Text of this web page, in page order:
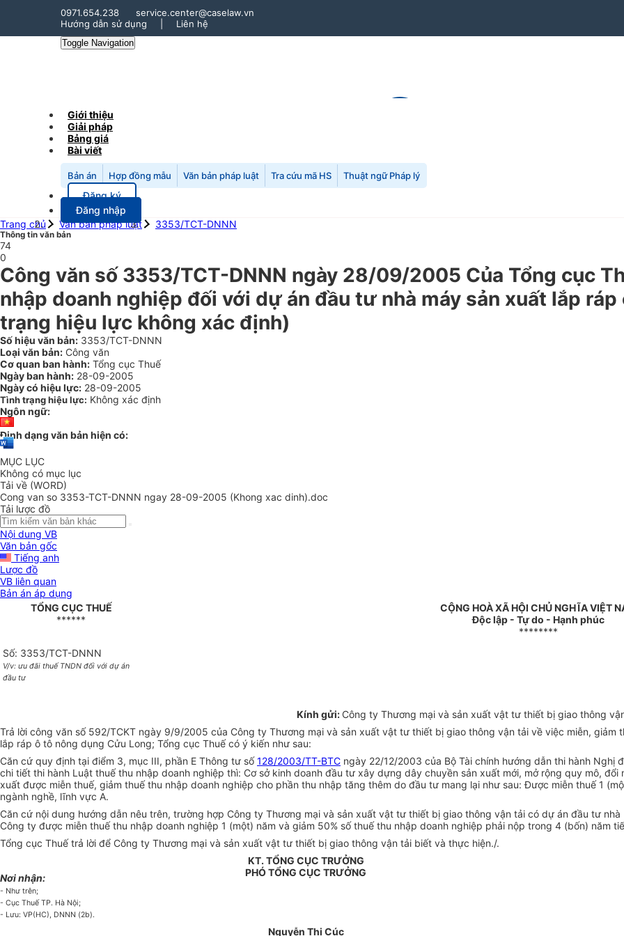
0971.654.238
service.center@caselaw.vn
Hướng dẫn sử dụng
Liên hệ
Toggle Navigation
Giới thiệu
Giải pháp
Bảng giá
Bài viết
Bản án Hợp đồng mẫu Văn bản pháp luật Tra cứu mã HS Thuật ngữ Pháp lý
Đăng ký
Đăng nhập
Trang chủ
Văn bản pháp luật 3353/TCT-DNNN
Thông tin văn bản
74
0
Công văn số 3353/TCT-DNNN ngày 28/09/2005 Của Tổng cục
nhập doanh nghiệp đối với dự án đầu tư nhà máy sản xuất lắp
trạng hiệu lực không xác định)
Số hiệu văn bản: 3353/TCT-DNNN
Loại văn bản: Công văn
Cơ quan ban hành: Tổng cục Thuế
Ngày ban hành: 28-09-2005
Ngày có hiệu lực: 28-09-2005
Tình trạng hiệu lực: Không xác định
Ngôn ngữ:
Định dạng văn bản hiện có:
MỤC LỤC
Không có mục lục
Tải về (WORD)
Cong van so 3353-TCT-DNNN ngay 28-09-2005 (Khong xac dinh).doc
Tải lược đồ
Nội dung VB
Văn bản gốc
Tiếng anh
Lược đồ
VB liên quan
Bản án áp dụng
TỔNG CỤC THUẾ
******
CỘNG HOÀ XÃ HỘI CHỦ NGHĨA VIỆT
Độc lập - Tự do - Hạnh phúc
********
Số: 3353/TCT-DNNN
V/v: ưu đãi thuế TNDN đối với dự án
đầu tư
Kính gửi: Công ty Thương mại và sản xuất vật tư thiết bị giao thông
Trả lời công văn số 592/TCKT ngày 9/9/2005 của Công ty Thương mại và sản xuất vật tư thiết bị giao thông vận tải về việc miễn,
lắp ráp ô tô nông dụng Cửu Long; Tổng cục Thuế có ý kiến như sau:
Căn cứ quy định tại điểm 3, mục III, phần E Thông tư số128/2003/TT-BTC ngày 22/12/2003 của Bộ Tài chính hướng dẫn thi hành Nghị
chi tiết thi hành Luật thuế thu nhập doanh nghiệp thì: Cơ sở kinh doanh đầu tư xây dựng dây chuyền sản xuất mới, mở rộng quy mô,
xuất được miễn thuế, giảm thuế thu nhập doanh nghiệp cho phần thu nhập tăng thêm do đầu tư mang lại như sau: Được miễn thuế 1
ngành nghề, lĩnh vực A.
Căn cứ nội dung hướng dẫn nêu trên, trường hợp Công ty Thương mại và sản xuất vật tư thiết bị giao thông vận tải có dự án đầu tư
Công ty được miễn thuế thu nhập doanh nghiệp 1 (một) năm và giảm 50% số thuế thu nhập doanh nghiệp phải nộp trong 4 (bốn) năm
Tổng cục Thuế trả lời để Công ty Thương mại và sản xuất vật tư thiết bị giao thông vận tải biết và thực hiện./.
Nơi nhận:
- Như trên;
- Cục Thuế TP. Hà Nội;
- Lưu: VP(HC), DNNN (2b).
KT. TỔNG CỤC TRƯỞNG
PHÓ TỔNG CỤC TRƯỞNG
Nguyễn Thị Cúc